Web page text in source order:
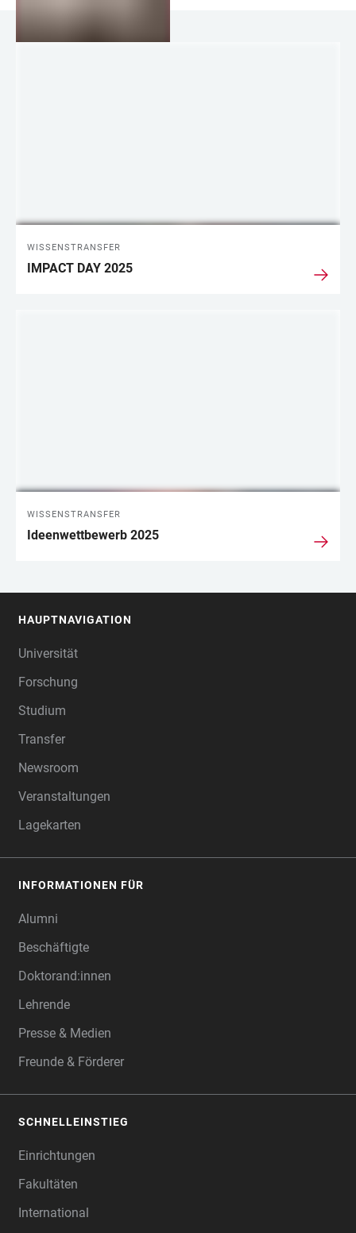
WISSENSTRANSFER
IMPACT DAY 2025
WISSENSTRANSFER
Ideenwettbewerb 2025
HAUPTNAVIGATION
Universität
Forschung
Studium
Transfer
Newsroom
Veranstaltungen
Lagekarten
INFORMATIONEN FÜR
Alumni
Beschäftigte
Doktorand:innen
Lehrende
Presse & Medien
Freunde & Förderer
SCHNELLEINSTIEG
Einrichtungen
Fakultäten
International